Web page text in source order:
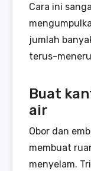
Cara ini
jumlah
terus-
Buat
air
Obor dan
membuat
menyelam.